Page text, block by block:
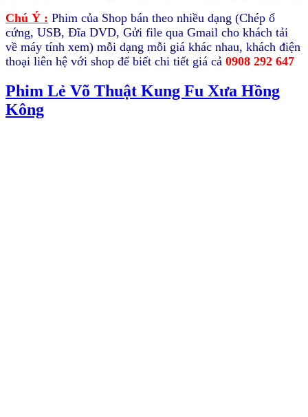
Chú Ý : Phim của Shop bán theo nhiều dạng (Chép ổ
cứng, USB, Đĩa DVD, Gửi file qua Gmail cho khách tải
về máy tính xem) mỗi dạng mỗi giá khác nhau, khách điện
thoại liên hệ với shop để biết chi tiết giá cả 0908 292 647
Phim Lẻ Võ Thuật Kung Fu Xưa Hồng
Kông